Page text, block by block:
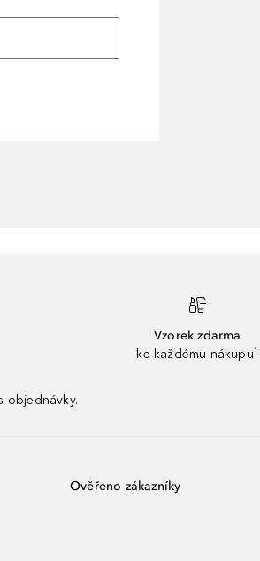
Vzorek zdarma
ke každému nákupu¹
objednávky.
Ověřeno zákazníky